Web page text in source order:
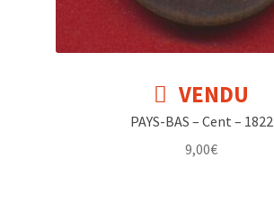
VENDU
PAYS-BAS – Cent – 1822
9,00€